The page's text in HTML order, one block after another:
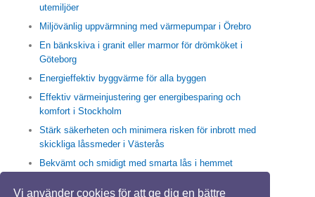
Vi använder cookies för att ge dig en bättre
utemiljöer
Miljövänlig uppvärmning med värmepumpar i Örebro
En bänkskiva i granit eller marmor för drömköket i
Göteborg
Energieffektiv byggvärme för alla byggen
Effektiv värmeinjustering ger energibesparing och
komfort i Stockholm
Stärk säkerheten och minimera risken för inbrott med
skickliga låssmeder i Västerås
Bekvämt och smidigt med smarta lås i hemmet